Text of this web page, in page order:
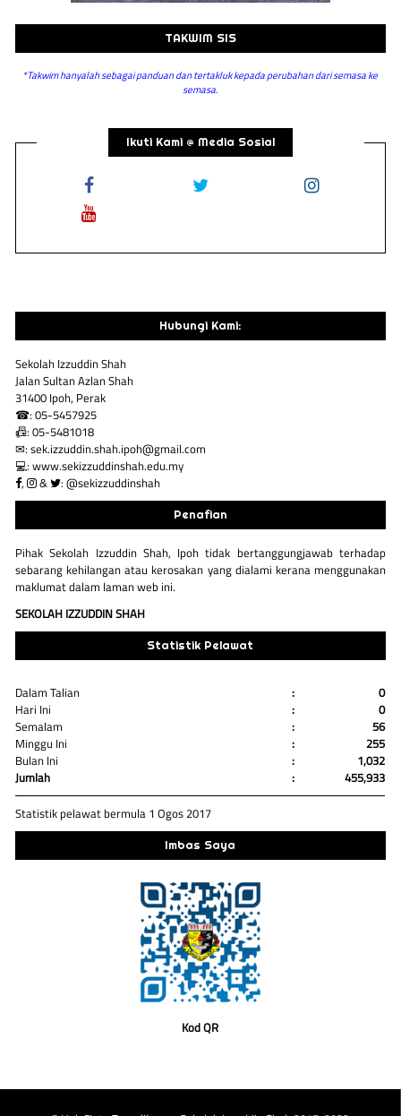
TAKWIM SIS
*Takwim hanyalah sebagai panduan dan tertakluk kepada perubahan dari semasa ke
semasa.
Ikuti Kami @ Media Sosial
Hubungi Kami:
Sekolah Izzuddin Shah
Jalan Sultan Azlan Shah
31400 Ipoh, Perak
☎: 05-5457925
📠: 05-5481018
✉: sek.izzuddin.shah.ipoh@gmail.com
💻: www.sekizzuddinshah.edu.my
,
& : @sekizzuddinshah
Penafian
Pihak Sekolah Izzuddin Shah, Ipoh tidak bertanggungjawab terhadap
sebarang kehilangan atau kerosakan yang dialami kerana menggunakan
maklumat dalam laman web ini.
SEKOLAH IZZUDDIN SHAH
Statistik Pelawat
Dalam Talian
Hari Ini
Semalam
Minggu Ini
Bulan Ini
Jumlah
:
:
:
:
:
:
0
0
56
255
1,032
455,933
Statistik pelawat bermula 1 Ogos 2017
Imbas Saya
Kod QR